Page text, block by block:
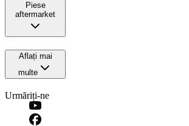
Piese
aftermarket
Aflați mai
multe
Urmăriți-ne